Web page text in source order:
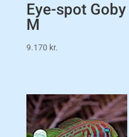
Eye-spot Goby
M
9.170 kr.